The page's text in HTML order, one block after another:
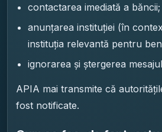
contactarea imediată a băncii;
anunțarea instituției (în
instituția relevantă pentru
ignorarea și ștergerea
APIA mai transmite că
fost notificate.